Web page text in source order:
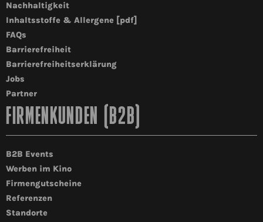
Nachhaltigkeit
Inhaltsstoffe & Allergene [pdf]
FAQs
Barrierefreiheit
Barrierefreiheitserklärung
Jobs
Partner
FIRMENKUNDEN (B2B)
B2B Events
Werben im Kino
Firmengutscheine
Referenzen
Standorte